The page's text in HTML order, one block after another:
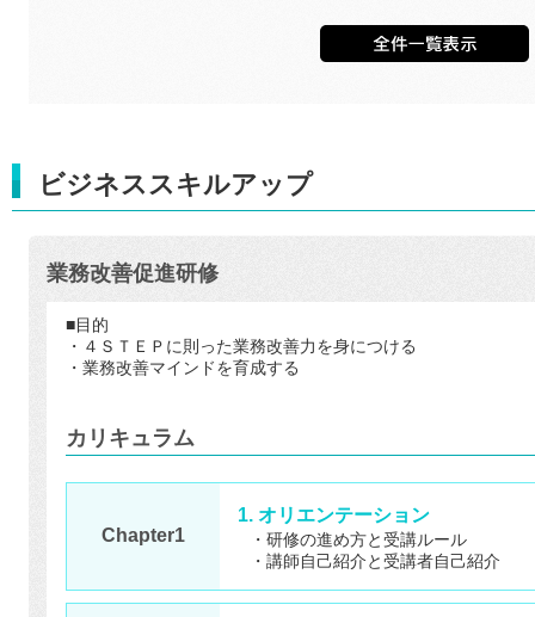
ビジネススキルアップ
業務改善促進研修
■目的
・４ＳＴＥＰに則った業務改善力を身につける
・業務改善マインドを育成する
カリキュラム
Chapter1
1. オリエンテーション
・研修の進め方と受講ルール
・講師自己紹介と受講者自己紹介